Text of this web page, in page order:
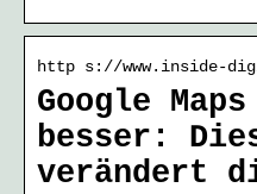
http s://www.inside-
Google
besser:
verändert